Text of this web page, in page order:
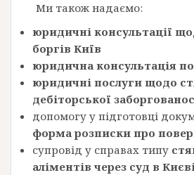
Ми також надаємо:
юридичні консультації
боргів Київ
юридична консультація
юридичні послуги щодо
дебіторської
допомогу у підготовці
форма розписки про
супровід у справах типу
аліментів через суд в